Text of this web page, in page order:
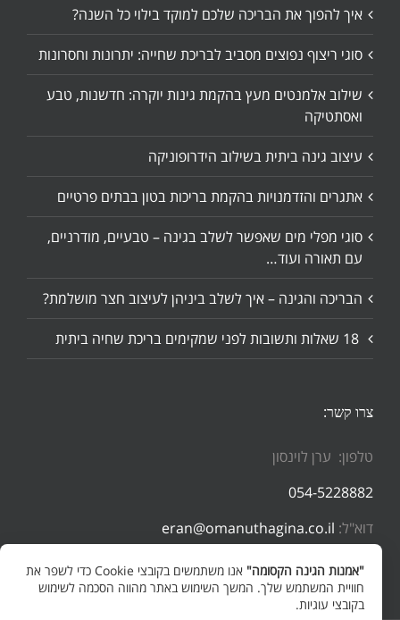
איך להפוך את הבריכה שלכם למוקד בילוי כל השנה?
סוגי ריצוף נפוצים מסביב לבריכת שחייה: יתרונות וחסרונות
שילוב אלמנטים מעץ בהקמת גינות יוקרה: חדשנות, טבע
ואסתטיקה
עיצוב גינה ביתית בשילוב הידרופוניקה
אתגרים והזדמנויות בהקמת בריכות בטון בבתים פרטיים
סוגי מפלי מים שאפשר לשלב בגינה – טבעיים, מודרניים,
עם תאורה ועוד…
הבריכה והגינה – איך לשלב ביניהן לעיצוב חצר מושלמת?
צרו קשר:
טלפון: ערן לוינסון
054-5228882
דוא"ל: eran@omanuthagina.co.il
"אמנות הגינה הקסומה"
אנו משתמשים בקובצי Cookie כדי לשפר את
חוויית המשתמש שלך. המשך השימוש באתר מהווה הסכמה לשימוש
בקובצי עוגיות.